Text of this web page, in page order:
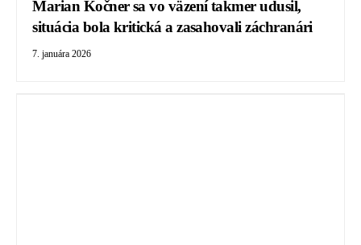
Marian Kočner sa vo väzení takmer udusil,
situácia bola kritická a zasahovali záchranári
7. januára 2026